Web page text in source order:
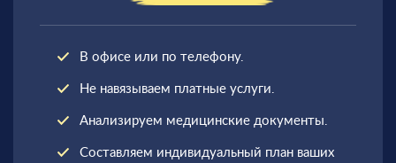
В офисе или по телефону.
Не навязываем платные услуги.
Анализируем медицинские документы.
Составляем индивидуальный план ваших